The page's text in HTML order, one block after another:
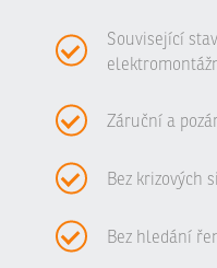
Související
Záruční a
Bez krizových
Bez hledání